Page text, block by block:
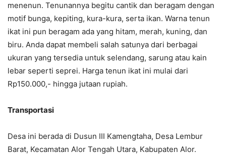
menenun. Tenunannya begitu cantik dan beragam dengan
motif bunga, kepiting, kura-kura, serta ikan. Warna tenun
ikat ini pun beragam ada yang hitam, merah, kuning, dan
biru. Anda dapat membeli salah satunya dari berbagai
ukuran yang tersedia untuk selendang, sarung atau kain
lebar seperti seprei. Harga tenun ikat ini mulai dari
Rp150.000,- hingga jutaan rupiah.
Transportasi
Desa ini berada di Dusun III Kamengtaha, Desa Lembur
Barat, Kecamatan Alor Tengah Utara, Kabupaten Alor.